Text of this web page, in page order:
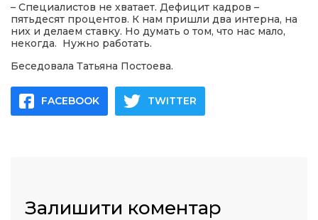
– Специалистов не хватает. Дефицит кадров –
пятьдесят процентов. К нам пришли два интерна, на
них и делаем ставку. Но думать о том, что нас мало,
некогда. Нужно работать.
Беседовала Татьяна Постоева.
FACEBOOK TWITTER
Залишити коментар